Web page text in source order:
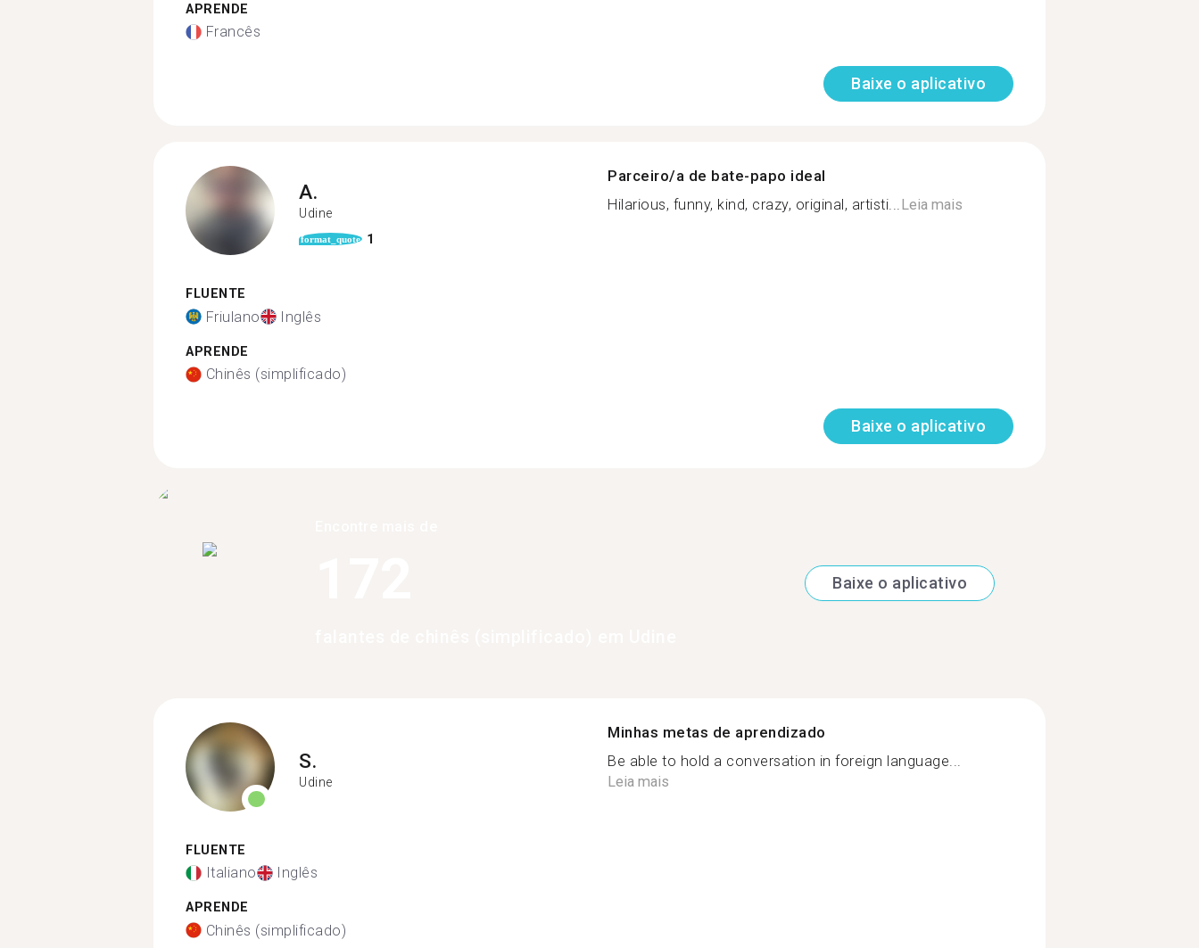
APRENDE
Francês
Baixe o aplicativo
A.
Udine
format_quote 1
FLUENTE
Friulano Inglês
APRENDE
Chinês (simplificado)
Parceiro/a de bate-papo ideal
Hilarious, funny, kind, crazy, original, artisti...Leia mais
Baixe o aplicativo
Baixe o aplicativo
S.
Udine
FLUENTE
Italiano Inglês
APRENDE
Chinês (simplificado)
Minhas metas de aprendizado
Be able to hold a conversation in foreign language...
Leia mais